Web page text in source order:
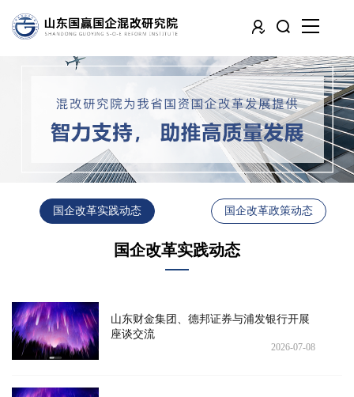
国企改革实践动态 国企改革政策动态
国企改革实践动态
山东财金集团、德邦证券与浦发银行开展
座谈交流
2026-07-08